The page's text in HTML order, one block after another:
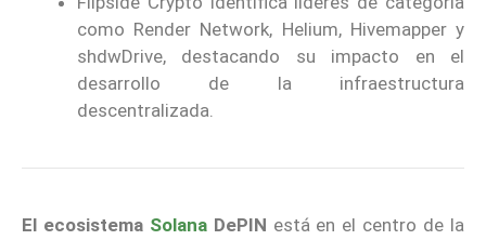
como Render Network, Helium, Hivemapper y
shdwDrive, destacando su impacto en el
desarrollo de la infraestructura
descentralizada.
El ecosistema SolanaDePIN está en el centro de la